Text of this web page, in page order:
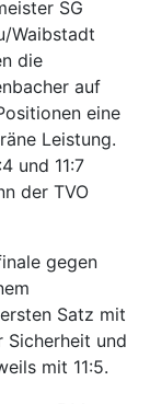
SG
Waibstadt
die
auf
eine
Leistung.
und 11:7
der TVO
gegen
Satz mit
Sicherheit und
mit 11:5.